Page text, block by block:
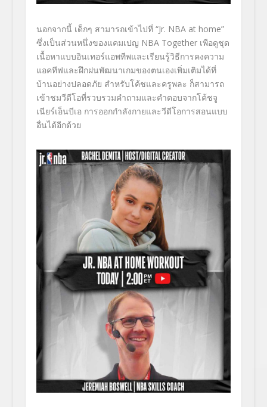
นอกจากนี้ เด็กๆ สามารถเข้าไปที่ “Jr. NBA at home”
ซึ่งเป็นส่วนหนึ่งของแคมเปญ NBA Together เพือดูชุด
เนื้อหาแบบอินเทอร์แอพทีพและเรียนรู้วิธีการคงความ
แอคทีฟและฝึกฝนพัฒนาเกมของตนเองเพิ่มเติมได้ที่
บ้านอย่างปลอดภัย สำหรับโค้ชและครูพละ ก็สามารถ
เข้าชมวีดีโอที่รวบรวมคำถามและคำตอบจากโค้ชจู
เนียร์เอ็นบีเอ การออกกำลังกายและวีดีโอการสอนแบบ
อื่นได้อีกด้วย